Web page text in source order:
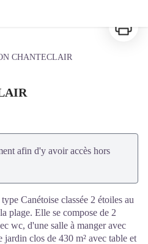
CHANTECLAIR
afin d'y avoir accès hors
Canétoise classée 2 étoiles au
plage. Elle se compose de 2
wc, d'une salle à manger avec
clos de 430 m² avec table et